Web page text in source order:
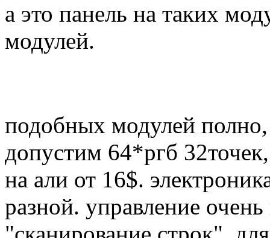
а это панель на таких
модулей.
подобных модулей
допустим 64*ргб
на али от 16$.
разной. управление